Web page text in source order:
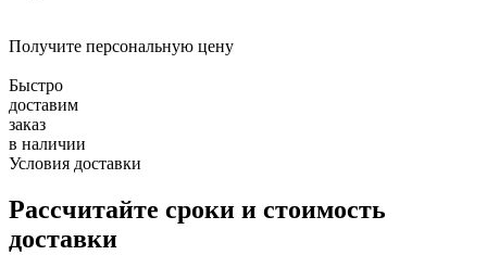
Получите персональную цену
Быстро
доставим
заказ
в наличии
Условия доставки
Рассчитайте сроки и стоимость
доставки